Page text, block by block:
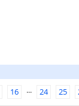
16 ... 24 25